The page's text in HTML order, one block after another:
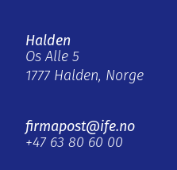
Halden
Os Alle 5
1777 Halden, Norge
firmapost@ife.no
+47 63 80 60 00